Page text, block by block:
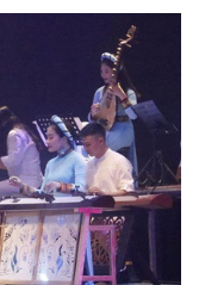
truyền thống Việt
bằng nhạc cụ dân